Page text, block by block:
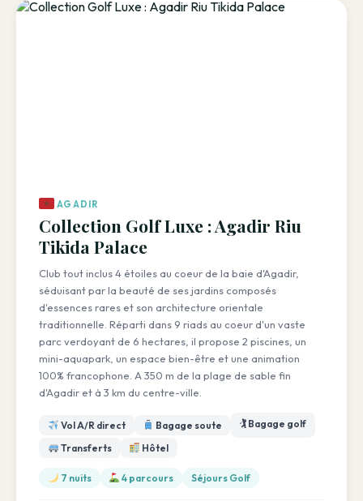
AGADIR
Collection Golf Luxe : Agadir Riu
Tikida Palace
Club tout inclus 4 étoiles au coeur de la baie d'Agadir,
séduisant par la beauté de ses jardins composés
d'essences rares et son architecture orientale
traditionnelle. Réparti dans 9 riads au coeur d'un vaste
parc verdoyant de 6 hectares, il propose 2 piscines, un
mini-aquapark, un espace bien-être et une animation
100% francophone. A 350 m de la plage de sable fin
d'Agadir et à 3 km du centre-ville.
Vol A/R direct Bagage soute
🏌️ Bagage golf
Transferts
Hôtel
7 nuits 4 parcours Séjours Golf